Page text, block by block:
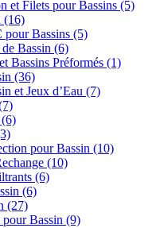
et Filets pour Bassins (5)
(16)
Bassins (5)
Bassin (6)
Bassins Préformés (1)
(36)
et Jeux d’Eau (7)
(6)
pour Bassin (10)
(10)
(6)
(6)
(27)
Bassin (9)